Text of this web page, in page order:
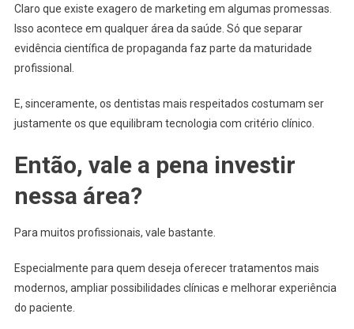
Claro que existe exagero de marketing em algumas promessas.
Isso acontece em qualquer área da saúde. Só que separar
evidência científica de propaganda faz parte da maturidade
profissional.
E, sinceramente, os dentistas mais respeitados costumam ser
justamente os que equilibram tecnologia com critério clínico.
Então, vale a pena investir
nessa área?
Para muitos profissionais, vale bastante.
Especialmente para quem deseja oferecer tratamentos mais
modernos, ampliar possibilidades clínicas e melhorar experiência
do paciente.